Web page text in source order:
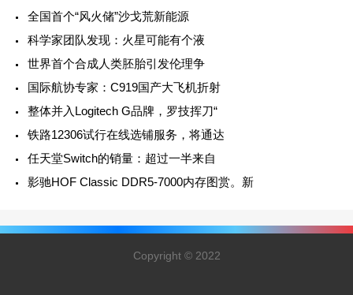
全国首个“风火储”沙戈荒新能源
科学家团队发现：火星可能有个液
世界首个合成人类胚胎引发伦理争
国际航协专家：C919国产大飞机折射
整体并入Logitech G品牌，罗技挥刀“
铁路12306试行在线选铺服务，将通达
任天堂Switch的销量：超过一半来自
影驰HOF Classic DDR5-7000内存图赏。新
Copyright © 2022